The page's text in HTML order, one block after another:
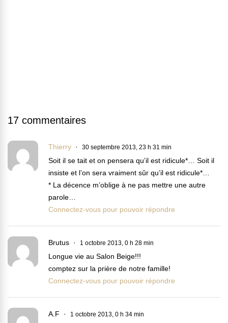
17 commentaires
Thierry 30 septembre 2013, 23 h 31 min
Soit il se tait et on pensera qu’il est ridicule*… Soit il
insiste et l’on sera vraiment sûr qu’il est ridicule*…
* La décence m’oblige à ne pas mettre une autre
parole…
Connectez-vous pour pouvoir répondre
Brutus 1 octobre 2013, 0 h 28 min
Longue vie au Salon Beige!!!
comptez sur la prière de notre famille!
Connectez-vous pour pouvoir répondre
A.F 1 octobre 2013, 0 h 34 min